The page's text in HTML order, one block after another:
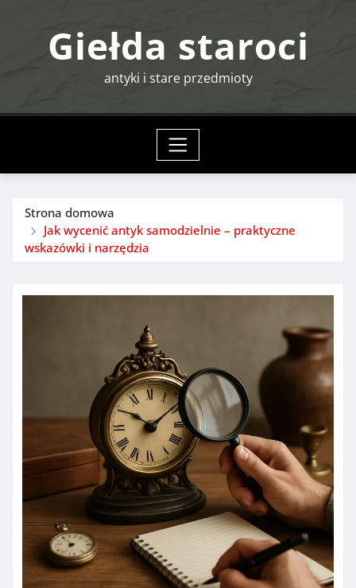
Giełda staroci
antyki i stare przedmioty
Strona domowa
Jak wycenić antyk samodzielnie – praktyczne
wskazówki i narzędzia